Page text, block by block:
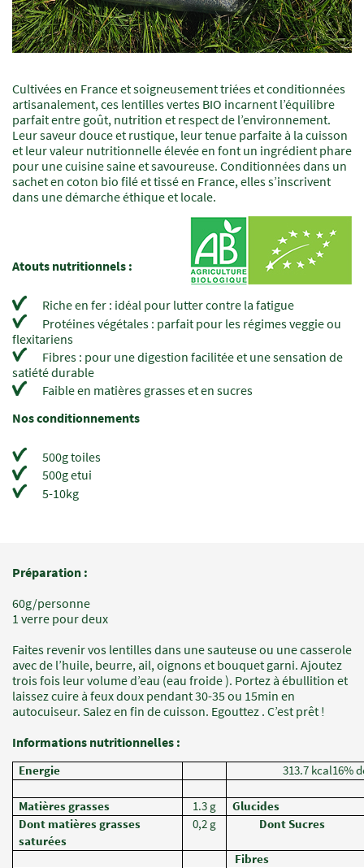
Champs
à
renseigner
Texte
Cultivées en France et soigneusement triées et conditionnées
artisanalement, ces lentilles vertes BIO incarnent l’équilibre
parfait entre goût, nutrition et respect de l’environnement.
Leur saveur douce et rustique, leur tenue parfaite à la cuisson
et leur valeur nutritionnelle élevée en font un ingrédient phare
pour une cuisine saine et savoureuse. Conditionnées dans un
sachet en coton bio filé et tissé en France, elles s’inscrivent
dans une démarche éthique et locale.
Atouts nutritionnels :
Riche en fer : idéal pour lutter contre la fatigue
Protéines végétales : parfait pour les régimes veggie ou
flexitariens
Fibres : pour une digestion facilitée et une sensation de
satiété durable
Faible en matières grasses et en sucres
Nos conditionnements
500g toiles
500g etui
5-10kg
Champs
renseigner
Texte
Préparation :
60g/personne
1 verre pour deux
Faites revenir vos lentilles dans une sauteuse ou une casserole
avec de l’huile, beurre, ail, oignons et bouquet garni. Ajoutez
trois fois leur volume d’eau (eau froide ). Portez à ébullition et
laissez cuire à feux doux pendant 30-35 ou 15min en
autocuiseur. Salez en fin de cuisson. Egouttez . C’est prêt !
Informations nutritionnelles :
Energie 313.7 kcal16%
Matières grasses 1.3 g
Glucides
Dont matières grasses
saturées
0,2 g Dont Sucres
Fibres